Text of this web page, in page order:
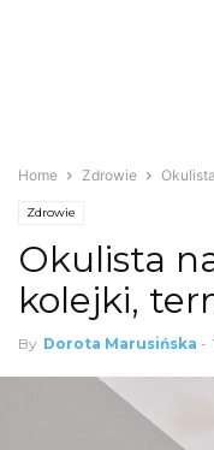
Home Zdrowie
Zdrowie
Okulista
kolejki,
By Dorota Marusińska -